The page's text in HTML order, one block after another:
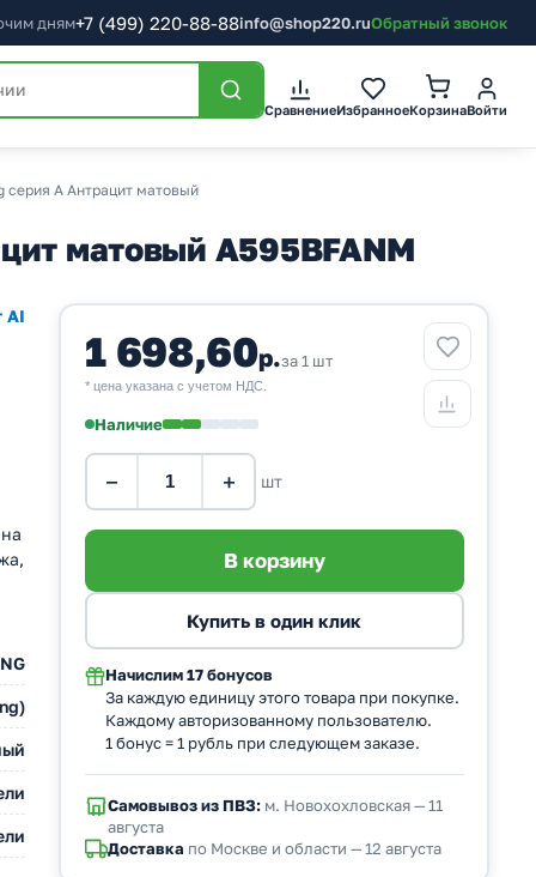
дням+7 (499) 220-88-88info@shop220.ruОбратный звонок
СравнениеИзбранноеКорзинаВойти
серия A Антрацит матовый
матовый A595BFANM
AI
1 698,60р.за 1 шт
* цена указана с учетом НДС.
Наличие
− + шт
Начислим 17 бонусов
За каждую единицу этого товара при покупке.
Каждому авторизованному пользователю.
1 бонус = 1 рубль при следующем заказе.
Самовывоз из ПВЗ:м. Новохохловская — 11
августа
Доставка по Москве и области — 12 августа